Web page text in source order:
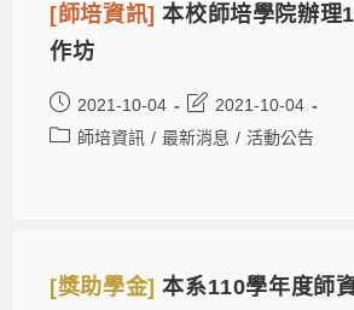
[師培資訊]本校師培學院辦理
作坊
2021-10-04
2021-10-04
師培資訊 / 最新消息 / 活動公告
[獎助學金] 本系110學年度師